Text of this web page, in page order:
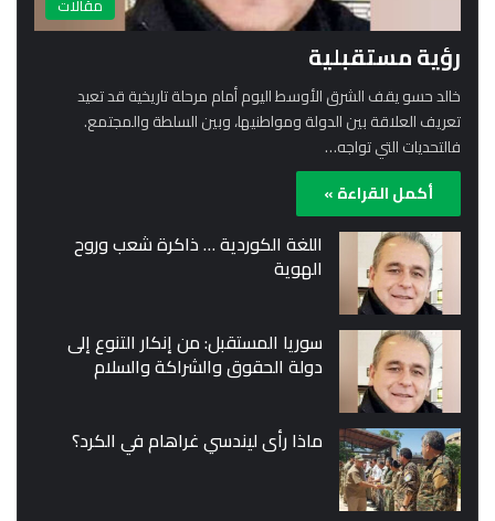
مقالات
رؤية مستقبلية
خالد حسو يقف الشرق الأوسط اليوم أمام مرحلة تاريخية قد تعيد
تعريف العلاقة بين الدولة ومواطنيها، وبين السلطة والمجتمع.
فالتحديات التي تواجه…
أكمل القراءة »
اللغة الكوردية … ذاكرة شعب وروح
الهوية
سوريا المستقبل: من إنكار التنوع إلى
دولة الحقوق والشراكة والسلام
ماذا رأى ليندسي غراهام في الكرد؟